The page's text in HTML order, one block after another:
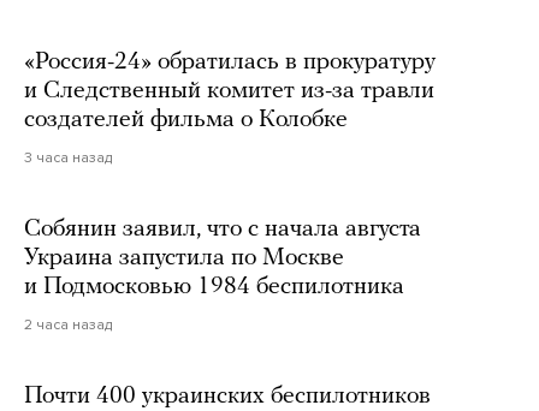
«Россия-24» обратилась в прокуратуру
и Следственный комитет из-за травли
создателей фильма о Колобке
3 часа назад
Собянин заявил, что с начала августа
Украина запустила по Москве
и Подмосковью 1984 беспилотника
2 часа назад
Почти 400 украинских беспилотников